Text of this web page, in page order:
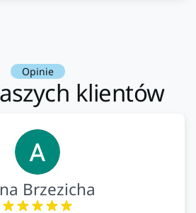
Opinie
klientów
Brzezicha